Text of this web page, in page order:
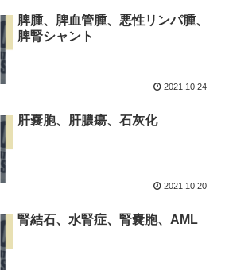
脾腫、脾血管腫、悪性リンパ腫、
脾腎シャント
2021.10.24
肝嚢胞、肝膿瘍、石灰化
2021.10.20
腎結石、水腎症、腎嚢胞、AML